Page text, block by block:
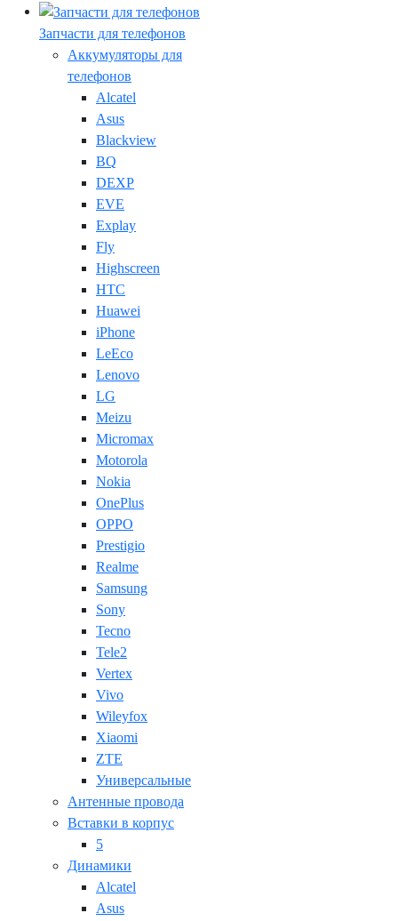
Запчасти для телефонов
Аккумуляторы для
телефонов
Alcatel
Asus
Blackview
BQ
DEXP
EVE
Explay
Fly
Highscreen
HTC
Huawei
iPhone
LeEco
Lenovo
LG
Meizu
Micromax
Motorola
Nokia
OnePlus
OPPO
Prestigio
Realme
Samsung
Sony
Tecno
Tele2
Vertex
Vivo
Wileyfox
Xiaomi
ZTE
Универсальные
Антенные провода
Вставки в корпус
5
Динамики
Alcatel
Asus